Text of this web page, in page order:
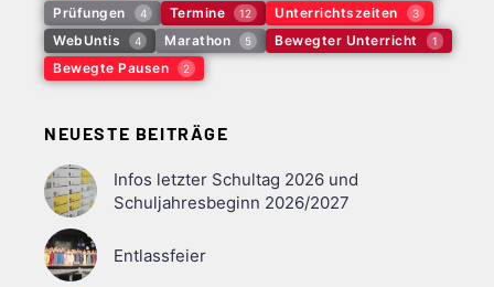
Prüfungen 4 Termine 12 Unterrichtszeiten 3
WebUntis 4 Marathon 5 Bewegter Unterricht 1
Bewegte Pausen 2
NEUESTE BEITRÄGE
Infos letzter Schultag 2026 und
Schuljahresbeginn 2026/2027
Entlassfeier